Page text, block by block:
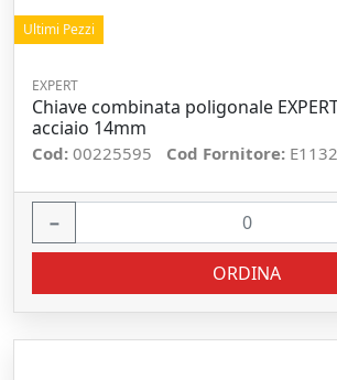
Ultimi Pezzi
EXPERT
Chiave combinata poligonale
acciaio 14mm
Cod: 00225595 Cod Fornitore:
−
ORDINA